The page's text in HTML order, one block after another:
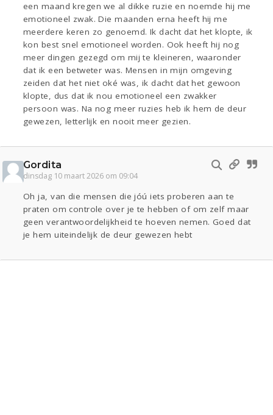
een maand kregen we al dikke ruzie en noemde hij me
emotioneel zwak. Die maanden erna heeft hij me
meerdere keren zo genoemd. Ik dacht dat het klopte, ik
kon best snel emotioneel worden. Ook heeft hij nog
meer dingen gezegd om mij te kleineren, waaronder
dat ik een betweter was. Mensen in mijn omgeving
zeiden dat het niet oké was, ik dacht dat het gewoon
klopte, dus dat ik nou emotioneel een zwakker
persoon was. Na nog meer ruzies heb ik hem de deur
gewezen, letterlijk en nooit meer gezien.
Gordita
dinsdag 10 maart 2026 om 09:04
Oh ja, van die mensen die jóú iets proberen aan te
praten om controle over je te hebben of om zelf maar
geen verantwoordelijkheid te hoeven nemen. Goed dat
je hem uiteindelijk de deur gewezen hebt